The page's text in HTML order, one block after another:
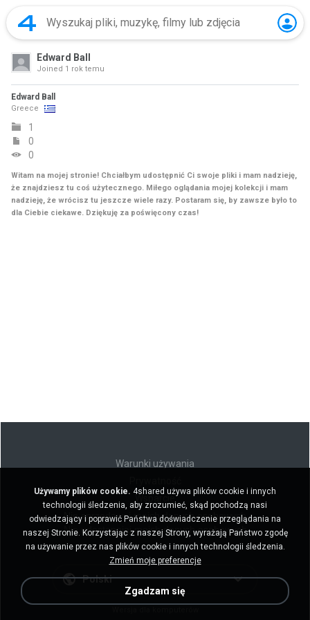
Edward Ball
Joined 1 rok temu
Edward Ball
Greece
1
0
0
Witam na mojej stronie! Chciałbym udostępnić Ci swoje pliki i mam nadzieję,
że znajdziesz tu coś użytecznego. Miłego oglądania mojej kolekcji i mam
nadzieję, że wrócisz tu jeszcze wiele razy. Postaram się, by zawsze było to
dla Ciebie ciekawe. Dziękuję za poświęcony czas!
Warunki używania
Nie sprzedawaj moich danych osobowych
Nie udostępniaj moich danych osobowych
Polski
Używamy plików cookie. 4shared używa plików cookie i innych
technologii śledzenia, aby zrozumieć, skąd pochodzą nasi
odwiedzający i poprawić Państwa doświadczenie przeglądania na
naszej Stronie. Korzystając z naszej Strony, wyrażają Państwo zgodę
na używanie przez nas plików cookie i innych technologii śledzenia.
Zmień moje preferencje
Zgadzam się